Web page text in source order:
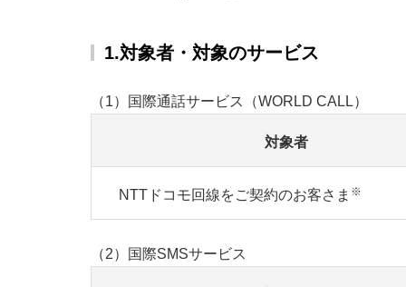
1.対象者・対象のサービス
（1）国際通話サービス（WORLD CALL）
対象者
NTTドコモ回線をご契約のお客さま ※
（2）国際SMSサービス